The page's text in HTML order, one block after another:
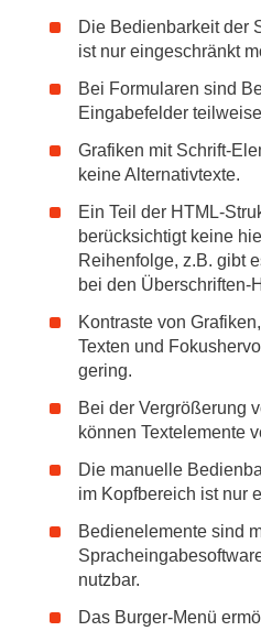
Die Bedienbarkeit der
ist nur eingeschränkt
Bei Formularen sind
Eingabefelder
Grafiken mit Schrift-
keine Alternativtexte.
Ein Teil der HTML-
berücksichtigt keine
Reihenfolge, z.B. gibt
bei den Überschriften-
Kontraste von
Texten und
gering.
Bei der Vergrößerung
können Textelemente
Die manuelle
im Kopfbereich ist nur
Bedienelemente sind
nutzbar.
Das Burger-Menü